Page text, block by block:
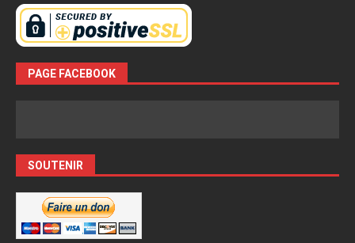
PAGE FACEBOOK
SOUTENIR